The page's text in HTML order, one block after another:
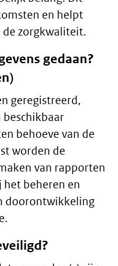
en helpt
de zorgkwaliteit.
gedaan?
geregistreerd,
behoeve van de
worden de
van rapporten
het beheren en
doorontwikkeling